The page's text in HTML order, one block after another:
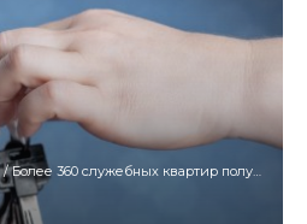
/Более 360 служебных квартир получили медики Кубани за 5 лет